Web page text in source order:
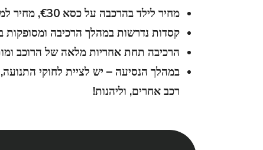
מחיר לילד בהרכבה על כסא €30, מחיר למבוגר בהרכבה €40
קסדות נדרשות במהלך הרכיבה ומסופקות
הרכיבה תחת אחריות מלאה של הרוכב
במהלך הנסיעה – יש לציית לחוקי
רכב אחרים, וליהנות!